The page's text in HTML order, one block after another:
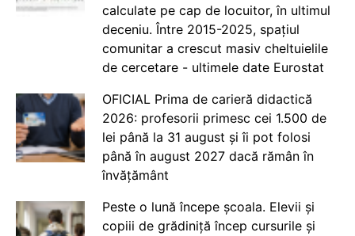
calculate pe cap de locuitor, în ultimul
deceniu. Între 2015-2025, spațiul
comunitar a crescut masiv cheltuielile
de cercetare - ultimele date Eurostat
OFICIAL Prima de carieră didactică
2026: profesorii primesc cei 1.500 de
lei până la 31 august și îi pot folosi
până în august 2027 dacă rămân în
învățământ
Peste o lună începe școala. Elevii și
copiii de grădiniță încep cursurile și